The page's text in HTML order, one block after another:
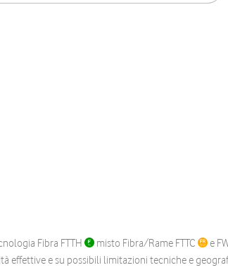
Fibra FTTH misto Fibra/Rame FTTC e
effettive e su possibili limitazioni tecniche e